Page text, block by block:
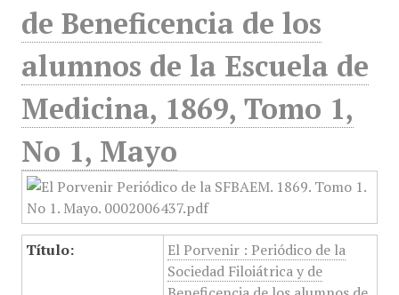
de Beneficencia de los
alumnos de la Escuela de
Medicina, 1869, Tomo 1,
No 1, Mayo
Título:
El Porvenir : Periódico de la
Sociedad Filoiátrica y de